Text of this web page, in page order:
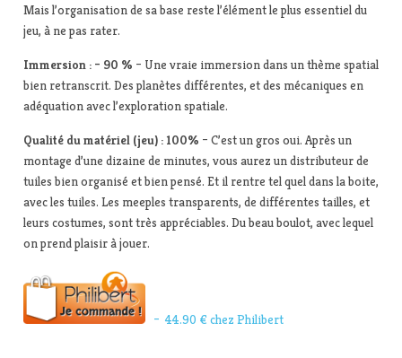
Mais l’organisation de sa base reste l’élément le plus essentiel du
jeu, à ne pas rater.
Immersion : – 90 % – Une vraie immersion dans un thème spatial
bien retranscrit. Des planètes différentes, et des mécaniques en
adéquation avec l’exploration spatiale.
Qualité du matériel (jeu) : 100% – C’est un gros oui. Après un
montage d’une dizaine de minutes, vous aurez un distributeur de
tuiles bien organisé et bien pensé. Et il rentre tel quel dans la boite,
avec les tuiles. Les meeples transparents, de différentes tailles, et
leurs costumes, sont très appréciables. Du beau boulot, avec lequel
on prend plaisir à jouer.
– 44.90 € chez Philibert